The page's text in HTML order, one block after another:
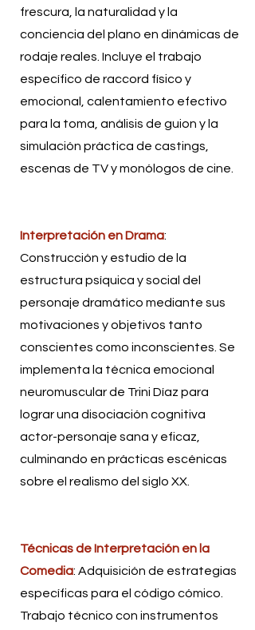
frescura, la naturalidad y la
conciencia del plano en dinámicas de
rodaje reales. Incluye el trabajo
específico de raccord físico y
emocional, calentamiento efectivo
para la toma, análisis de guion y la
simulación práctica de castings,
escenas de TV y monólogos de cine.
Interpretación en Drama:
Construcción y estudio de la
estructura psíquica y social del
personaje dramático mediante sus
motivaciones y objetivos tanto
conscientes como inconscientes. Se
implementa la técnica emocional
neuromuscular de Trini Díaz para
lograr una disociación cognitiva
actor-personaje sana y eficaz,
culminando en prácticas escénicas
sobre el realismo del siglo XX.
Técnicas de Interpretación en la
Comedia: Adquisición de estrategias
específicas para el código cómico.
Trabajo técnico con instrumentos